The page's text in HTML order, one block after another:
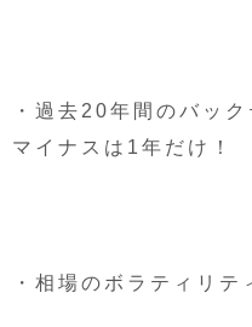
・過去20年間のバッ
マイナスは1年だけ！
・相場のボラティリ